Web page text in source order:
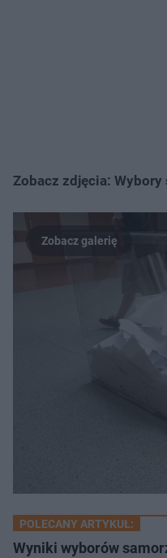
Zobacz zdjęcia:
POLECANY ARTYKUŁ:
Wyniki wyborów